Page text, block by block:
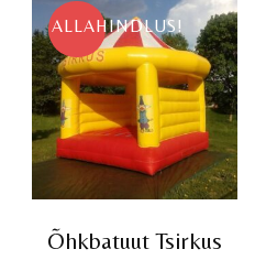
ALLAHINDLUS!
Õhkbatuut Tsirkus